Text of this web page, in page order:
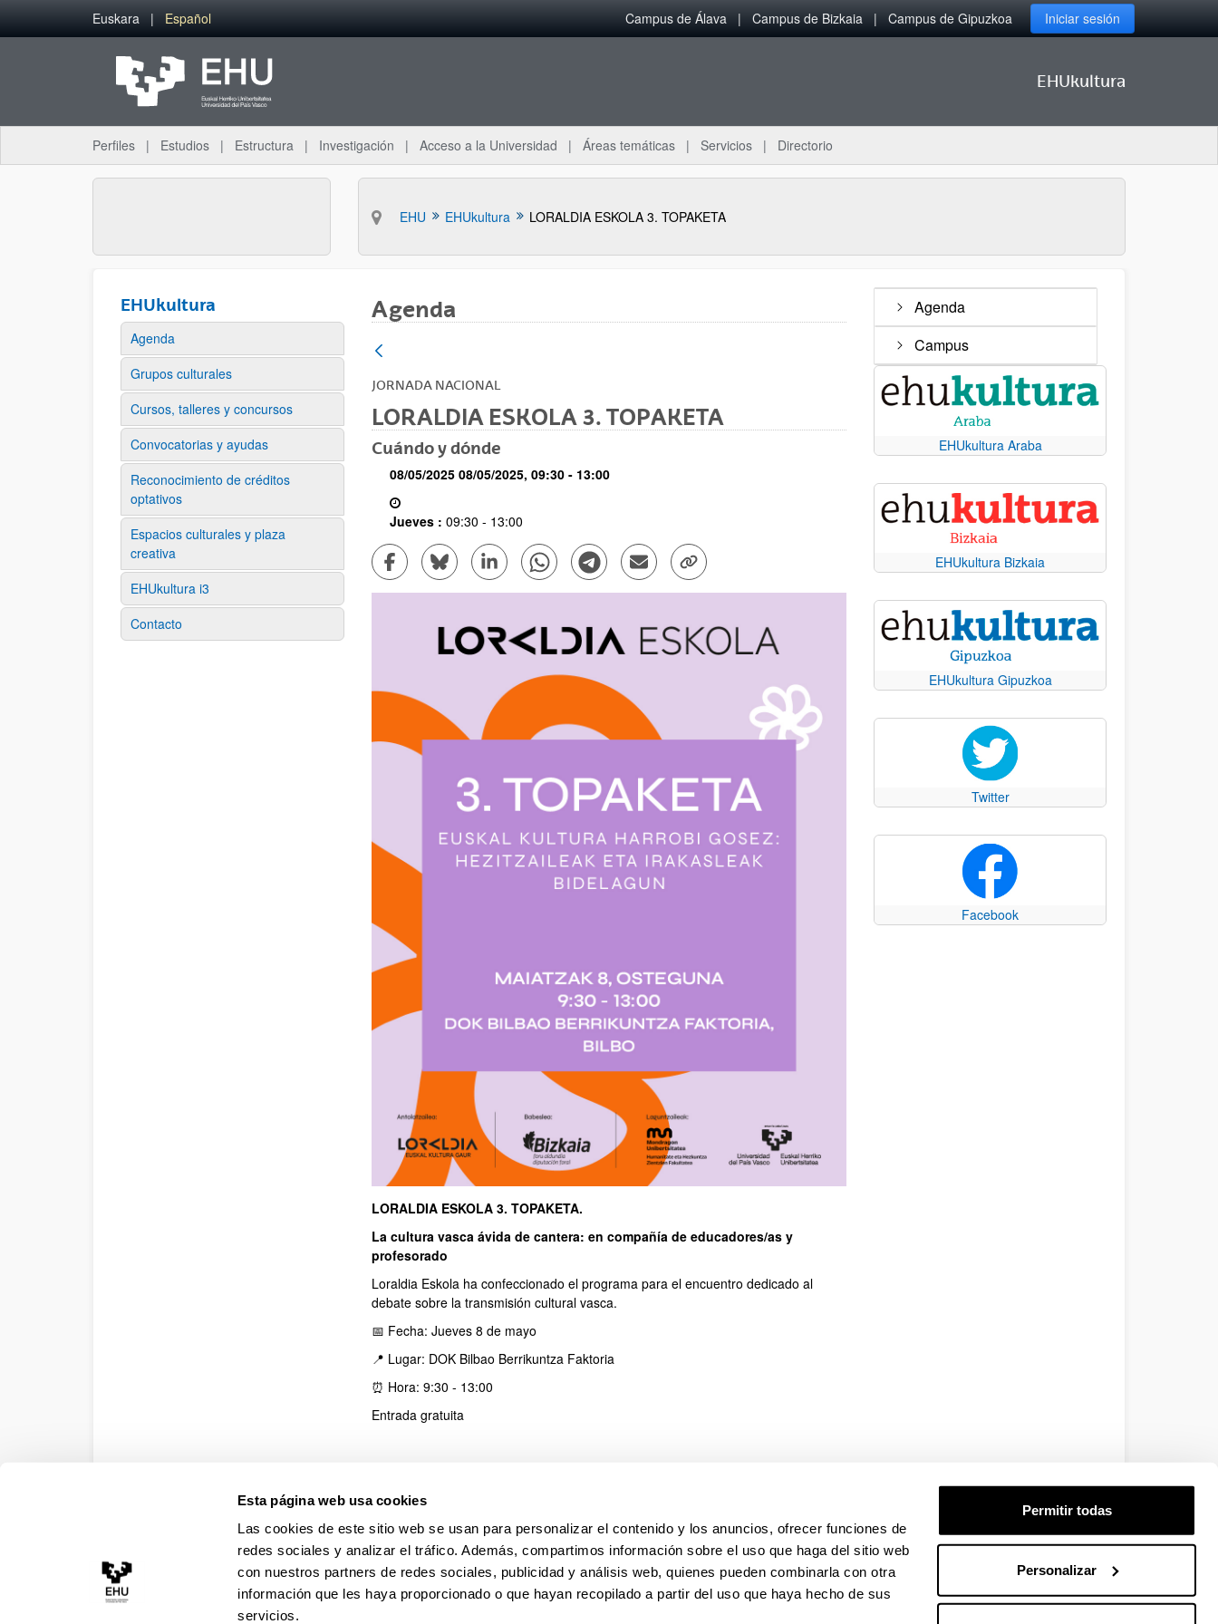
Esta página web usa cookies
Las cookies de este sitio web se usan para personalizar el contenido y los anuncios, ofrecer funciones de
redes sociales y analizar el tráfico. Además, compartimos información sobre el uso que haga del sitio web
con nuestros partners de redes sociales, publicidad y análisis web, quienes pueden combinarla con otra
información que les haya proporcionado o que hayan recopilado a partir del uso que haya hecho de sus
servicios.
Permitir todas
Personalizar
Saltar al contenido principal
Euskara Español Campus de Álava Campus de Bizkaia Campus de Gipuzkoa Iniciar sesión
EHUkultura
Perfiles Estudios Estructura Investigación Acceso a la Universidad Áreas temáticas Servicios Directorio
EHU EHUkultura LORALDIA ESKOLA 3. TOPAKETA
EHUkultura
Agenda
Grupos culturales
Cursos, talleres y concursos
Convocatorias y ayudas
Reconocimiento de créditos
optativos
Espacios culturales y plaza
creativa
EHUkultura i3
Contacto
Agenda
JORNADA NACIONAL
LORALDIA ESKOLA 3. TOPAKETA
Cuándo y dónde
08/05/2025 08/05/2025, 09:30 - 13:00
Horario
Jueves : 09:30 - 13:00
Compartir en Facebook - (Abre una nueva ventana)
Compartir en Bluesky - (Abre una nueva ventana)
Compartir en Linkedin - (Abre una nueva ventana)
Compartir en Whatsapp - (Abre una nueva ventana)
Compartir en Telegram - (Abre una nueva ventana)
Enviar por correo electrónico - (Abre una nueva ventana)
Copiar enlace - (Abre una nueva ventana)
Descripción
LORALDIA ESKOLA 3. TOPAKETA.
La cultura vasca ávida de cantera: en compañía de educadores/as y
profesorado
Loraldia Eskola ha confeccionado el programa para el encuentro dedicado al
debate sobre la transmisión cultural vasca.
📅 Fecha: Jueves 8 de mayo
📍 Lugar: DOK Bilbao Berrikuntza Faktoria
⏰ Hora: 9:30 - 13:00
Entrada gratuita
Registro
Dirección web: LORALDIA. EUSKAL KULTURA GAUR
Agenda
Campus
EHUkultura Araba
EHUkultura Bizkaia
EHUkultura Gipuzkoa
Twitter
Facebook